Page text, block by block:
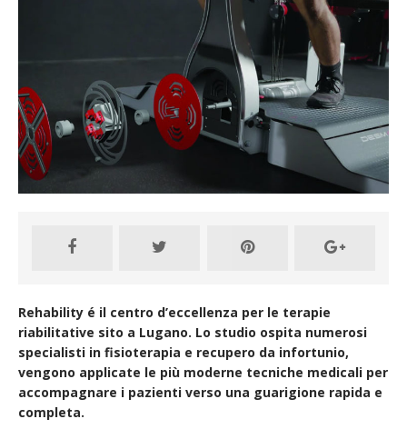
Rehability é il centro d’eccellenza per le terapie
riabilitative sito a Lugano. Lo studio ospita numerosi
specialisti in fisioterapia e recupero da infortunio,
vengono applicate le più moderne tecniche medicali per
accompagnare i pazienti verso una guarigione rapida e
completa.